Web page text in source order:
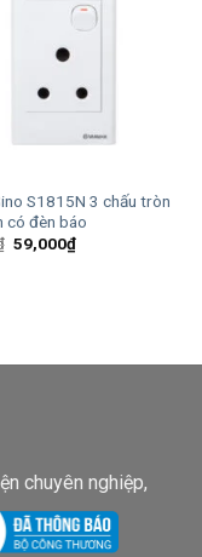
S1815N 3 chấu tròn
có đèn báo
Giá
gốc
59,000₫Giá
hiện
chuyên nghiệp,